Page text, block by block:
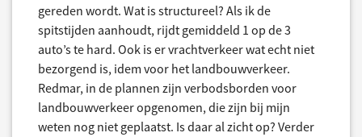
gereden wordt. Wat is structureel? Als ik de
spitstijden aanhoudt, rijdt gemiddeld 1 op de 3
auto’s te hard. Ook is er vrachtverkeer wat echt niet
bezorgend is, idem voor het landbouwverkeer.
Redmar, in de plannen zijn verbodsborden voor
landbouwverkeer opgenomen, die zijn bij mijn
weten nog niet geplaatst. Is daar al zicht op? Verder